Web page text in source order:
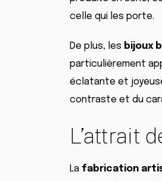
celle qui les porte.
De plus, les bijoux
particulièrement
éclatante et
contraste et du
L’attrait
La fabrication